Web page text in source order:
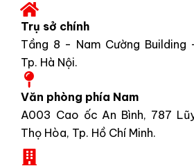
Trụ sở chính
Tầng 8 - Nam Cường Building
Tp. Hà Nội.
Văn phòng phía Nam
A003 Cao ốc An Bình, 787
Thọ Hòa, Tp. Hồ Chí Minh.